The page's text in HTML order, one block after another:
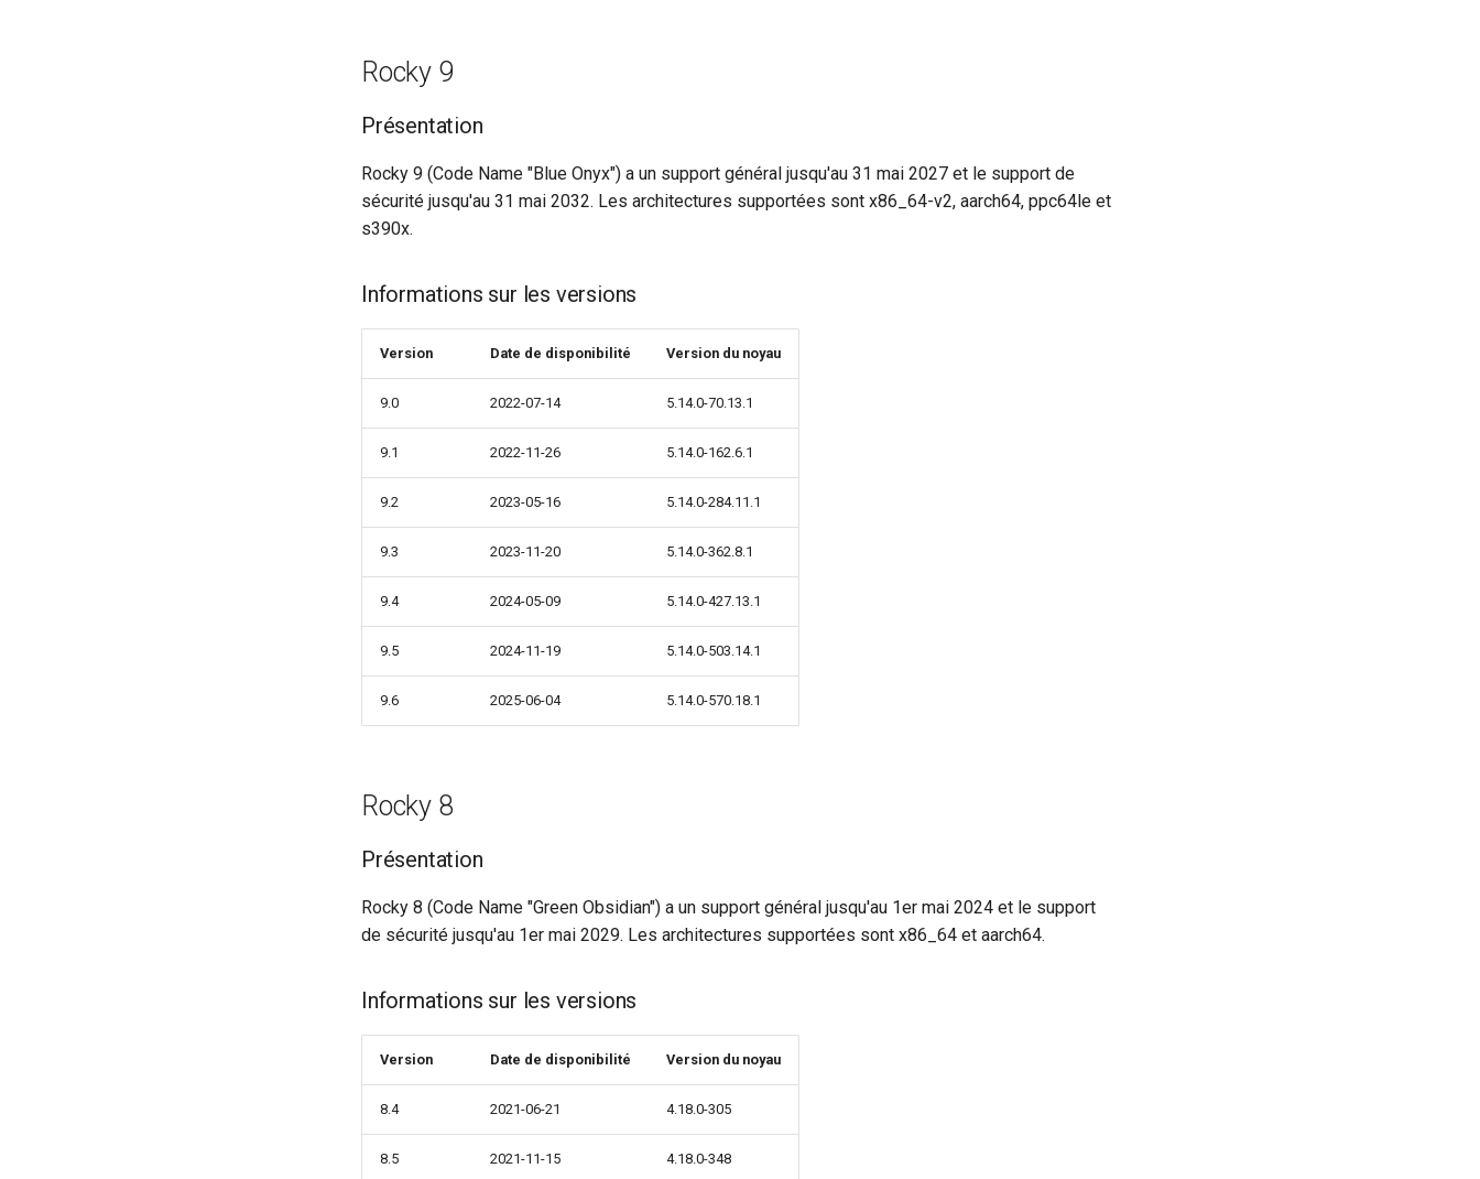
Rocky 9
Présentation
Rocky 9 (Code Name "Blue Onyx") a un support général jusqu'au 31 mai 2027 et le support de
sécurité jusqu'au 31 mai 2032. Les architectures supportées sont x86_64-v2, aarch64, ppc64le et
s390x.
Informations sur les versions
Version Date de disponibilité Version du noyau
9.0 2022-07-14 5.14.0-70.13.1
9.1 2022-11-26 5.14.0-162.6.1
9.2 2023-05-16 5.14.0-284.11.1
9.3 2023-11-20 5.14.0-362.8.1
9.4 2024-05-09 5.14.0-427.13.1
9.5 2024-11-19 5.14.0-503.14.1
9.6 2025-06-04 5.14.0-570.18.1
Rocky 8
Présentation
Rocky 8 (Code Name "Green Obsidian") a un support général jusqu'au 1er mai 2024 et le support
de sécurité jusqu'au 1er mai 2029. Les architectures supportées sont x86_64 et aarch64.
Informations sur les versions
Version Date de disponibilité Version du noyau
8.4 2021-06-21 4.18.0-305
8.5 2021-11-15 4.18.0-348